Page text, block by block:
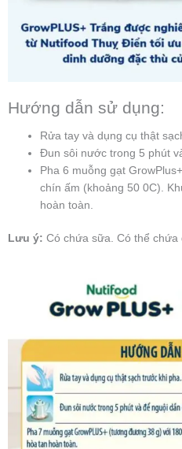
Hướng dẫn sử dụng:
Rửa tay và dụng cụ thật
Đun sôi nước trong 5 phút
Pha 6 muỗng gạt
chín ấm (khoảng 50 0C).
hoàn toàn.
Lưu ý: Có chứa sữa. Có thể chứa